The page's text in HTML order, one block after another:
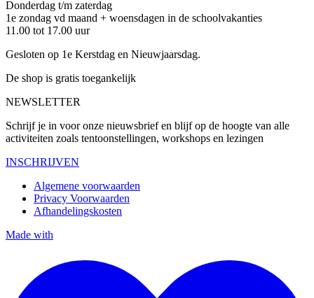
Donderdag t/m zaterdag
1e zondag vd maand + woensdagen in de schoolvakanties
11.00 tot 17.00 uur
Gesloten op 1e Kerstdag en Nieuwjaarsdag.
De shop is gratis toegankelijk
NEWSLETTER
Schrijf je in voor onze nieuwsbrief en blijf op de hoogte van alle
activiteiten zoals tentoonstellingen, workshops en lezingen
INSCHRIJVEN
Algemene voorwaarden
Privacy Voorwaarden
Afhandelingskosten
Made with